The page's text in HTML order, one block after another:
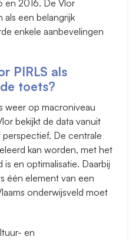
en 2016. De Vlor
een belangrijk
enkele aanbevelingen
PIRLS als
toets?
weer op macroniveau
bekijkt de data vanuit
De centrale
kan worden, met het
en optimalisatie. Daarbij
één element van een
onderwijsveld moet
en